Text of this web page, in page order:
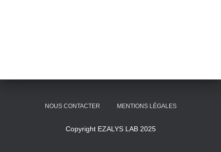
NOUS CONTACTER MENTIONS LÉGALES
Copyright EZALYS LAB 2025